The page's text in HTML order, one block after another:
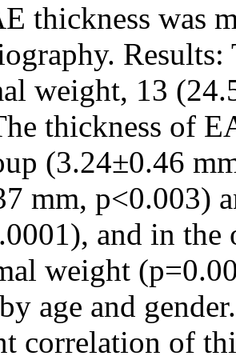
thickness was
weight, 13
thickness of
(3.24±0.46
mm, p<0.003)
and in the
weight
age and
correlation of